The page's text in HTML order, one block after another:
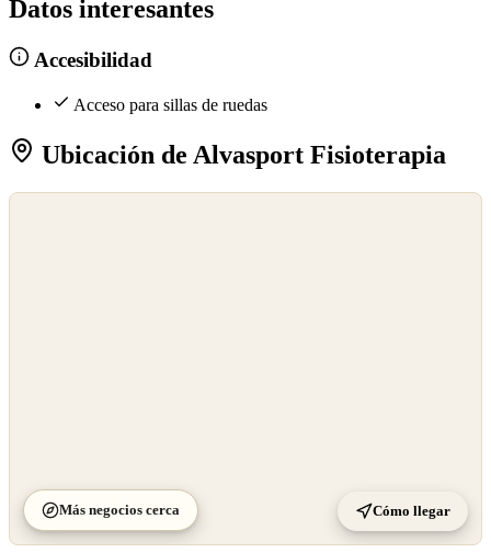
Datos interesantes
Accesibilidad
Acceso para sillas de ruedas
Ubicación de Alvasport Fisioterapia
Más negocios cerca Cómo llegar